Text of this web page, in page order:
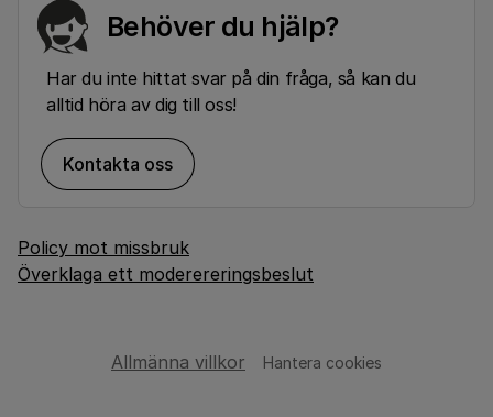
Behöver du hjälp?
Har du inte hittat svar på din fråga, så kan du
alltid höra av dig till oss!
Kontakta oss
Policy mot missbruk
Överklaga ett moderereringsbeslut
Allmänna villkor Hantera cookies